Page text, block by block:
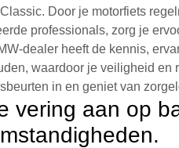
Door je motorfiets
professionals, zorg je
dealer heeft de kennis,
waardoor je veiligheid
in en geniet van
vering aan op